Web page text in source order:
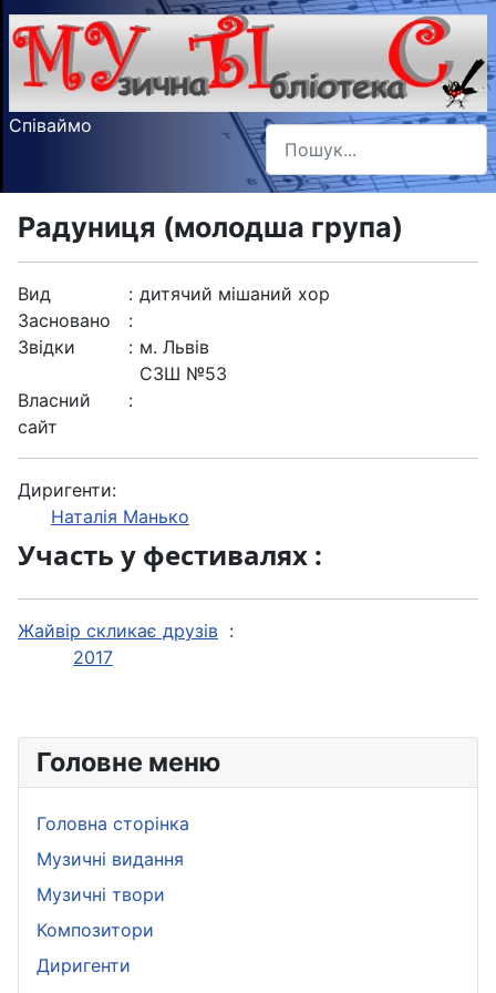
Співаймо Пошук
Type 2 or more characters
Головне меню
Головна сторінка
Музичні видання
Музичні твори
Композитори
Диригенти
Радуниця (молодша група)
Вид : дитячий мішаний хор
Засновано
:
Звідки
: м. Львів
СЗШ №53
Власний
сайт
:
Диригенти:
Наталія Манько
Участь у фестивалях :
Жайвір скликає друзів :
2017